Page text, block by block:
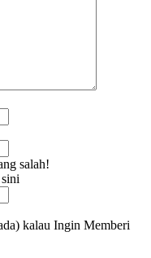
salah!
kalau Ingin Memberi